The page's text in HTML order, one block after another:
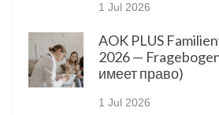
1 Jul 2026
AOK PLUS
2026 —
имеет право)
1 Jul 2026